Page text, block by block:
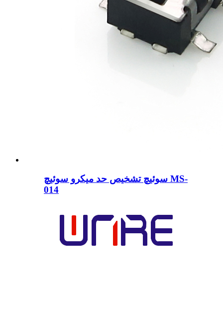
سوئیچ تشخیص حد میکرو سوئیچ MS-
014